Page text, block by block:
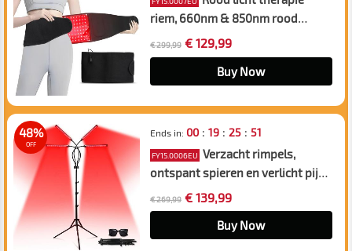
riem, 660nm & 850nm rood
lichttherapie voor lichaam,
infrarood licht therapie Vibration
Gordel voor het Lichaam, Verlicht
vermoeidheid en pijn
€ 299,99 € 129,99
Buy Now
48%
OFF
Ends in: 00: 19: 25: 50
FY15.0006EU Verzacht rimpels,
ontspant spieren en verlicht pijn.
Ideaal voor yoga! Rode
lichttherapielamp met vier rode
infraroodlampen, geschikt voor
gebruik op het gezicht, de nek en
€ 269,99 € 139,99
Buy Now